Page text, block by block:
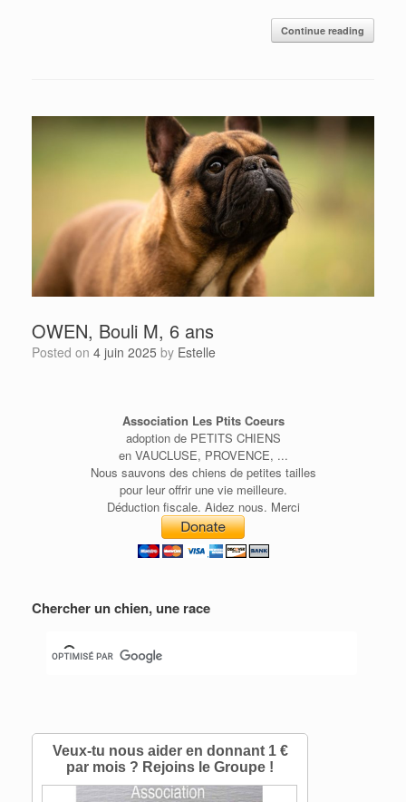
Continue reading
OWEN, Bouli M, 6 ans
Posted on 4 juin 2025 by Estelle
Association Les Ptits Coeurs
adoption de PETITS CHIENS
en VAUCLUSE, PROVENCE, ...
Nous sauvons des chiens de petites tailles
pour leur offrir une vie meilleure.
Déduction fiscale. Aidez nous. Merci
Chercher un chien, une race